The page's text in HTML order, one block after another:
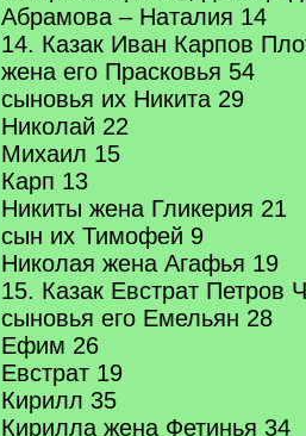
Абрамова – Наталия 14
14. Казак Иван Карпов
жена его Прасковья 54
сыновья их Никита 29
Николай 22
Михаил 15
Карп 13
Никиты жена Гликерия 21
сын их Тимофей 9
Николая жена Агафья 19
15. Казак Евстрат Петров
сыновья его Емельян 28
Ефим 26
Евстрат 19
Кирилл 35
Кирилла жена Фетинья 34